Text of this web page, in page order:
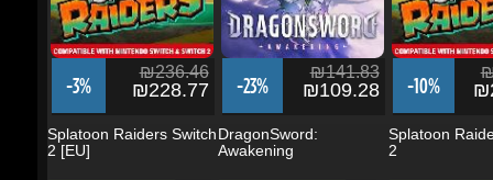
Splatoon Raiders Switch
2 [EU]
הוסף לסל
DragonSword:
Awakening
הוסף לסל
Splatoon
2
הוסף לסל